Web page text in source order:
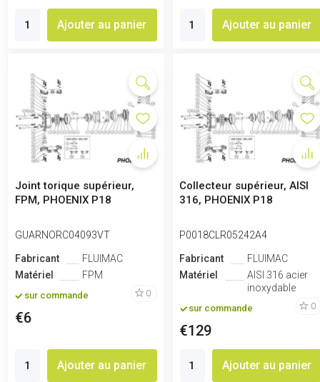
Ajouter au panier Ajouter au panier
Joint torique supérieur,
FPM, PHOENIX P18
GUARNORC04093VT
Fabricant
FLUIMAC
Matériel
FPM
sur commande 0
€6
Ajouter au panier
Collecteur supérieur, AISI
316, PHOENIX P18
P0018CLR05242A4
Fabricant
FLUIMAC
Matériel
AISI 316 acier
inoxydable
sur commande 0
€129
Ajouter au panier